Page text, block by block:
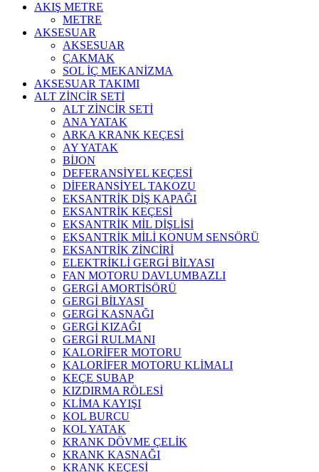
AKIŞ METRE
METRE
AKSESUAR
AKSESUAR
ÇAKMAK
SOL İÇ MEKANİZMA
AKSESUAR TAKIMI
ALT ZİNCİR SETİ
ALT ZİNCİR SETİ
ANA YATAK
ARKA KRANK KEÇESİ
AY YATAK
BİJON
DEFERANSİYEL KEÇESİ
DİFERANSİYEL TAKOZU
EKSANTRİK DİŞ KAPAĞI
EKSANTRİK KEÇESİ
EKSANTRİK MİL DİŞLİSİ
EKSANTRİK MİLİ KONUM SENSÖRÜ
EKSANTRİK ZİNCİRİ
ELEKTRİKLİ GERGİ BİLYASI
FAN MOTORU DAVLUMBAZLI
GERGİ AMORTİSÖRÜ
GERGİ BİLYASI
GERGİ KASNAĞI
GERGİ KIZAĞI
GERGİ RULMANI
KALORİFER MOTORU
KALORİFER MOTORU KLİMALI
KEÇE SUBAP
KIZDIRMA RÖLESİ
KLİMA KAYIŞI
KOL BURCU
KOL YATAK
KRANK DÖVME ÇELİK
KRANK KASNAĞI
KRANK KEÇESİ